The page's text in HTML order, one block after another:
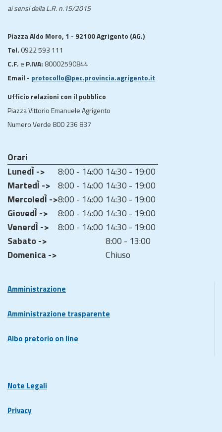
ai sensi della L.R. n.15/2015
Piazza Aldo Moro, 1 - 92100 Agrigento (AG.)
Tel. 0922 593 111
C.F. e P.IVA: 80002590844
Email - protocollo@pec.provincia.agrigento.it
Ufficio relazioni con il pubblico
Piazza Vittorio Emanuele Agrigento
Numero Verde 800 236 837
Orari
LunedÌ ->
8:00 - 14:00 14:30 - 19:00
MartedÌ -> 8:00 - 14:00 14:30 - 19:00
MercoledÌ ->8:00 - 14:00 14:30 - 19:00
GiovedÌ ->
8:00 - 14:00 14:30 - 19:00
VenerdÌ ->
8:00 - 14:00 14:30 - 19:00
Sabato ->
8:00 - 13:00
Domenica ->
Chiuso
Amministrazione
Amministrazione trasparente
Albo pretorio on line
Note Legali
Privacy